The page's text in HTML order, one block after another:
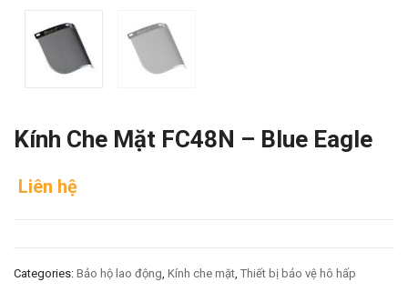
Kính Che Mặt FC48N – Blue Eagle
Liên hệ
Categories: Bảo hộ lao động, Kính che mặt, Thiết bị bảo vệ hô hấp